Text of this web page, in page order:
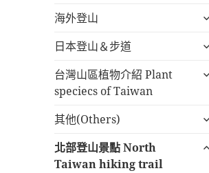
子
單
海外登山
展
子
單
日本登山＆步道
展
子
台灣山區植物介紹 Plant
speciecs of Taiwan
展
選
其他(Others)
展
子
北部登山景點 North
Taiwan hiking trail
展